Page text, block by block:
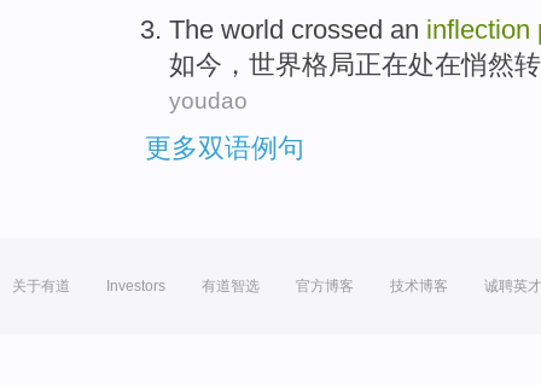
The world crossed an inflection
如今 ， 世界格局正在处在悄然
youdao
更多双语例句
关于有道 Investors 有道智选 官方博客 技术博客 诚聘英才